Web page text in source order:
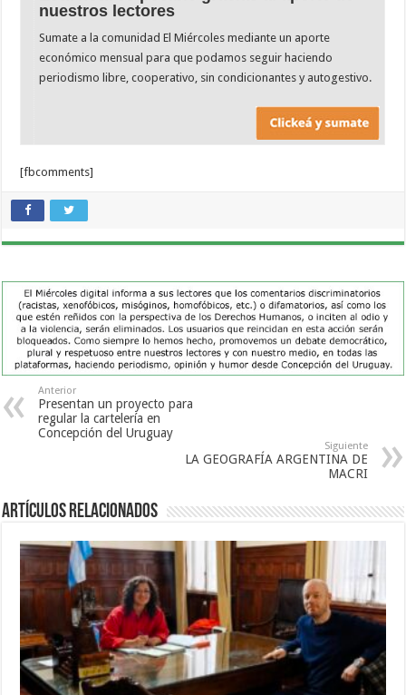
nuestros lectores
Sumate a la comunidad El Miércoles mediante un aporte
económico mensual para que podamos seguir haciendo
periodismo libre, cooperativo, sin condicionantes y autogestivo.
[fbcomments]
Anterior
Presentan un proyecto para
regular la cartelería en
Concepción del Uruguay
Siguiente
LA GEOGRAFÍA ARGENTINA DE
MACRI
Artículos Relacionados